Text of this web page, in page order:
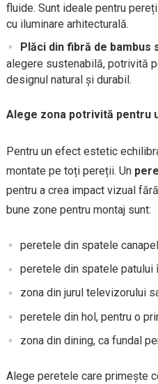
fluide. Sunt ideale pentru
cu iluminare arhitecturală.
Plăci din fibră de
alegere sustenabilă, potrivită
designul natural și durabil.
Alege zona potrivită pentru
Pentru un efect estetic
montate pe toți pereții. Un
pentru a crea impact vizual
bune zone pentru montaj sunt:
peretele din spatele
peretele din spatele patului
zona din jurul televizorului
peretele din hol, pentru o
zona din dining, ca fundal
Alege peretele care primește